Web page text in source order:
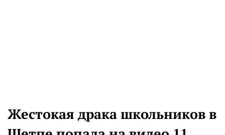
Жестокая драка школьников в